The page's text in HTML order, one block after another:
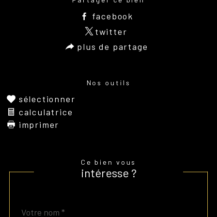
facebook
twitter
plus de partage
Nos outils
sélectionner
calculatrice
imprimer
Ce bien vous
intéresse ?
*